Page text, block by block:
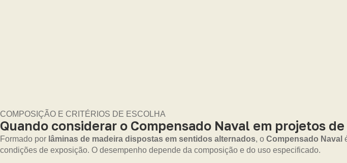
COMPOSIÇÃO E CRITÉRIOS DE ESCOLHA
Quando considerar o Compensado Naval em projetos
Formado por lâminas de madeira dispostas em sentidos alternados, o Compensado Naval
condições de exposição. O desempenho depende da composição e do uso especificado.